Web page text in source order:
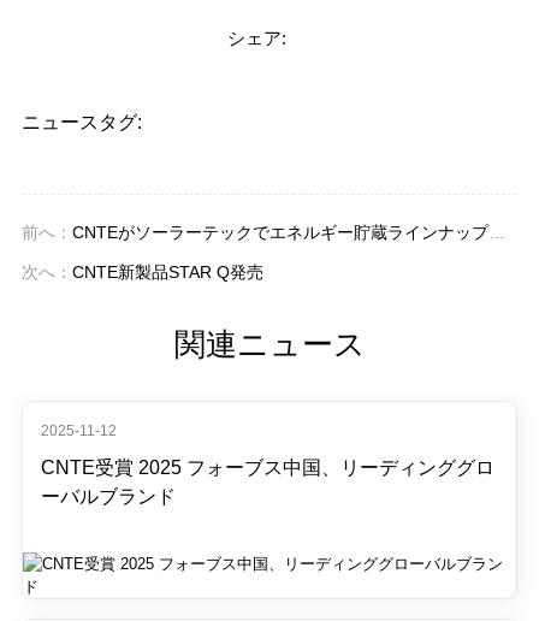
シェア:
ニュースタグ:
前へ： CNTEがソーラーテックでエネルギー貯蔵ラインナップを発表 2025
次へ： CNTE新製品STAR Q発売
関連ニュース
2025-11-12
CNTE受賞 2025 フォーブス中国、リーディンググロ
ーバルブランド